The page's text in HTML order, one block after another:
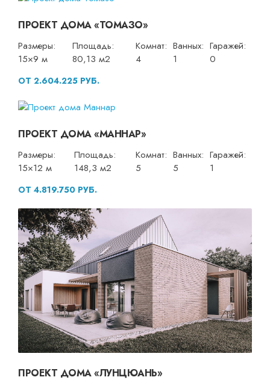
ПРОЕКТ ДОМА «ТОМАЗО»
Размеры:
15×9 м
Площадь:
80,13 м2
Комнат:
4
Ванных:
1
Гаражей:
0
ОТ 2.604.225 РУБ.
ПРОЕКТ ДОМА «МАННАР»
Размеры:
15×12 м
Площадь:
148,3 м2
Комнат:
5
Ванных:
5
Гаражей:
1
ОТ 4.819.750 РУБ.
ПРОЕКТ ДОМА «ЛУНЦЮАНЬ»